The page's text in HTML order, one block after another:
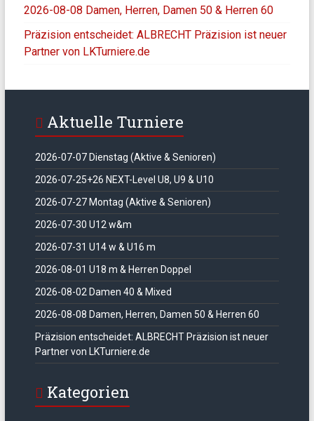
2026-08-08 Damen, Herren, Damen 50 & Herren 60
Präzision entscheidet: ALBRECHT Präzision ist neuer
Partner von LKTurniere.de
Aktuelle Turniere
2026-07-07 Dienstag (Aktive & Senioren)
2026-07-25+26 NEXT-Level U8, U9 & U10
2026-07-27 Montag (Aktive & Senioren)
2026-07-30 U12 w&m
2026-07-31 U14 w & U16 m
2026-08-01 U18 m & Herren Doppel
2026-08-02 Damen 40 & Mixed
2026-08-08 Damen, Herren, Damen 50 & Herren 60
Präzision entscheidet: ALBRECHT Präzision ist neuer
Partner von LKTurniere.de
Kategorien